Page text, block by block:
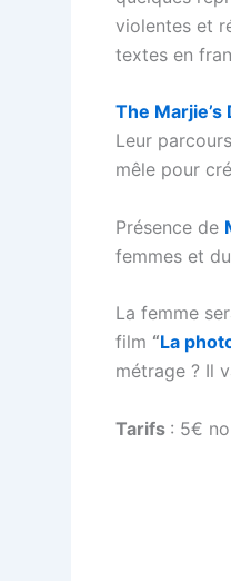
violentes et
textes en
The
Leur
mêle pour
Présence de
femmes et
La femme
film “La
métrage ? Il
Tarifs : 5€